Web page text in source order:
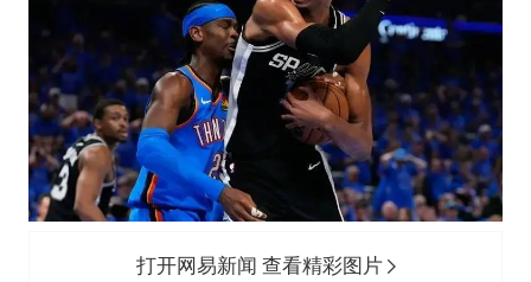
打开网易新闻 查看精彩图片